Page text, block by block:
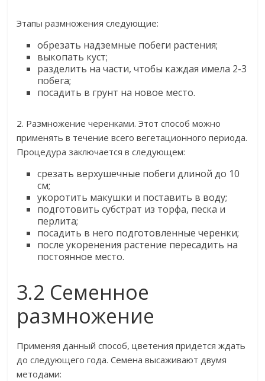
Этапы размножения следующие:
обрезать надземные побеги растения;
выкопать куст;
разделить на части, чтобы каждая имела 2-3
побега;
посадить в грунт на новое место.
2. Размножение черенками. Этот способ можно
применять в течение всего вегетационного периода.
Процедура заключается в следующем:
срезать верхушечные побеги длиной до 10
см;
укоротить макушки и поставить в воду;
подготовить субстрат из торфа, песка и
перлита;
посадить в него подготовленные черенки;
после укоренения растение пересадить на
постоянное место.
3.2 Семенное
размножение
Применяя данный способ, цветения придется ждать
до следующего года. Семена высаживают двумя
методами: